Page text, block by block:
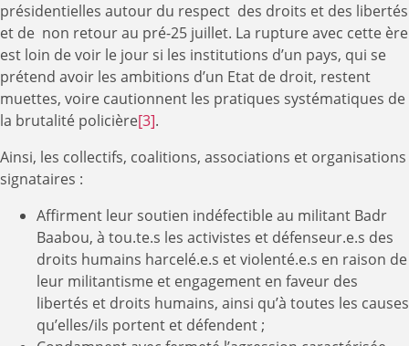
présidentielles autour du respect des droits et des libertés
et de non retour au pré-25 juillet. La rupture avec cette ère
est loin de voir le jour si les institutions d’un pays, qui se
prétend avoir les ambitions d’un Etat de droit, restent
muettes, voire cautionnent les pratiques systématiques de
la brutalité policière[3].
Ainsi, les collectifs, coalitions, associations et organisations
signataires :
Affirment leur soutien indéfectible au militant Badr
Baabou, à tou.te.s les activistes et défenseur.e.s des
droits humains harcelé.e.s et violenté.e.s en raison de
leur militantisme et engagement en faveur des
libertés et droits humains, ainsi qu’à toutes les causes
qu’elles/ils portent et défendent ;